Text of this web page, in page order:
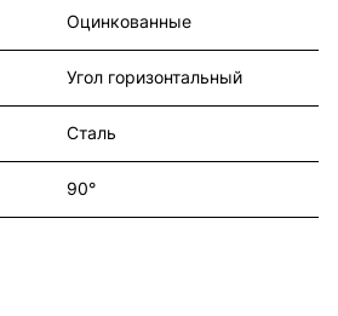
Оцинкованные
Угол горизонтальный
Сталь
90°